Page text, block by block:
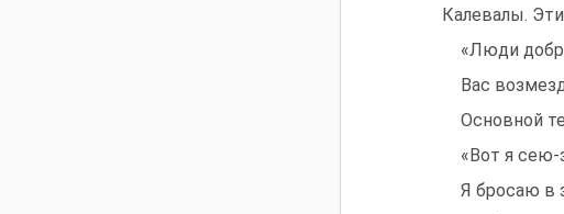
Калевалы.
«Люди
Вас
Основной
«Вот я
Я бросаю в